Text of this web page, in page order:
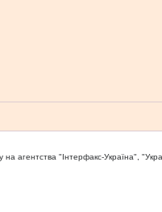
агентства "Iнтерфакс-Україна",